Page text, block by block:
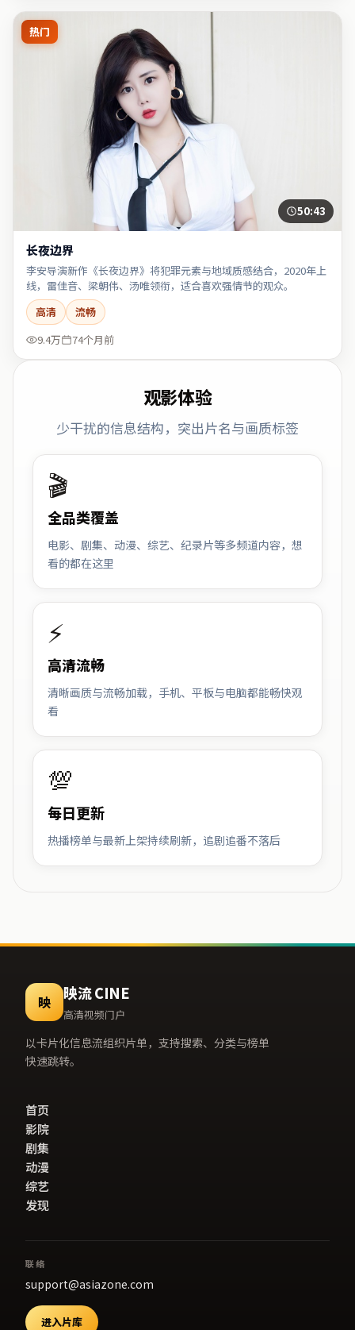
热门
50:43
长夜边界
李安导演新作《长夜边界》将犯罪元素与地域质感结合，2020年上
线，雷佳音、梁朝伟、汤唯领衔，适合喜欢强情节的观众。
高清
流畅
9.4万
74个月前
观影体验
少干扰的信息结构，突出片名与画质标签
🎬
全品类覆盖
电影、剧集、动漫、综艺、纪录片等多频道内容，想
看的都在这里
⚡
高清流畅
清晰画质与流畅加载，手机、平板与电脑都能畅快观
看
💯
每日更新
热播榜单与最新上架持续刷新，追剧追番不落后
映 映流 CINE
高清视频门户
以卡片化信息流组织片单，支持搜索、分类与榜单
快速跳转。
首页
影院
剧集
动漫
综艺
发现
联络
support@asiazone.com
进入片库